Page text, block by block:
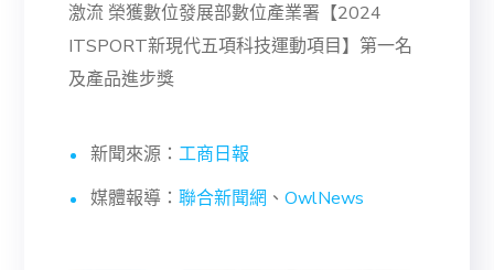
激流 榮獲數位發展部數位產業署【2024
ITSPORT新現代五項科技運動項目】第一名
及產品進步獎
新聞來源：工商日報
媒體報導：聯合新聞網 、OwlNews